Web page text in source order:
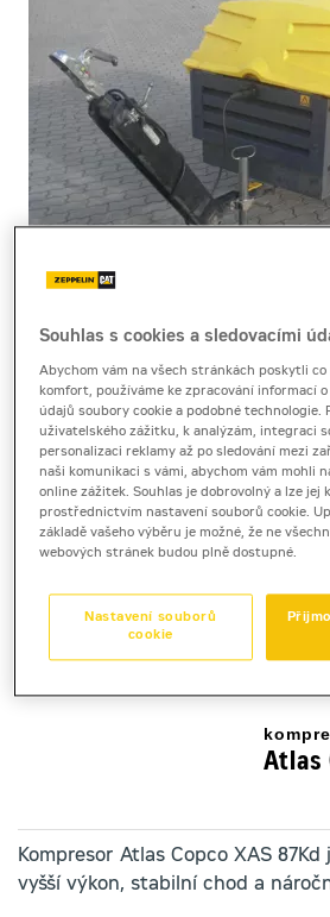
Cena za pronájem
1 - 22 dnů
1 900 Kč bez DPH
2 299 Kč s DPH
23 a více dnů
1 640 Kč bez DPH
Atlas
Kompresor Atlas Copco XAS
vyšší výkon, stabilní chod a
Souhlas s cookies a sledovacími
Abychom vám na všech stránkách poskytli
komfort, používáme ke zpracování informací
údajů soubory cookie a podobné technologie.
uživatelského zážitku, k analýzám, integraci
personalizaci reklamy až po sledování mezi
naši komunikaci s vámi, abychom vám mohli
online zážitek. Souhlas je dobrovolný a lze jej
prostřednictvím nastavení souborů cookie.
základě vašeho výběru je možné, že ne
webových stránek budou plně dostupné.
Nastavení souborů
cookie